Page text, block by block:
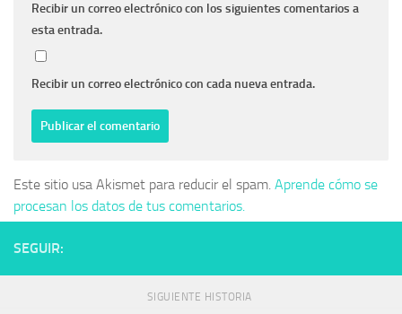
Recibir un correo electrónico con los siguientes comentarios a
esta entrada.
Recibir un correo electrónico con cada nueva entrada.
Este sitio usa Akismet para reducir el spam. Aprende cómo se
procesan los datos de tus comentarios.
SEGUIR:
SIGUIENTE HISTORIA